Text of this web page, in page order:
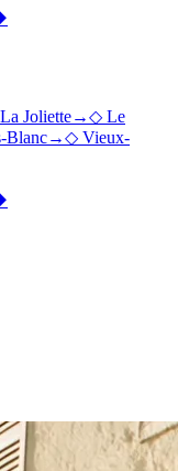
La Joliette→◇ Le
Blanc→◇ Vieux-